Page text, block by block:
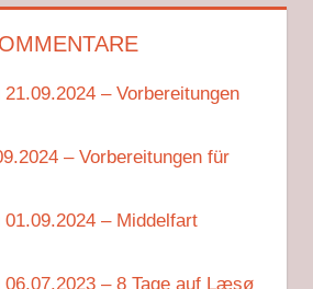
21.09.2024 – Vorbereitungen
– Vorbereitungen für
01.09.2024 – Middelfart
06.07.2023 – 8 Tage auf Læsø